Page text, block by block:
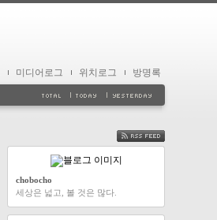
미디어로그 위치로그 방명록
FEED
chobocho
세상은 넓고, 볼 것은 많다.